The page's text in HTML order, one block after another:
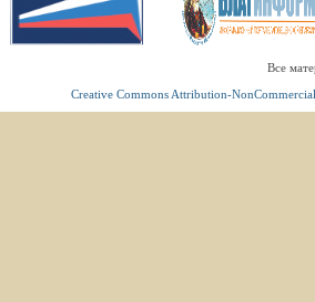
Все
Creative Commons Attribution-